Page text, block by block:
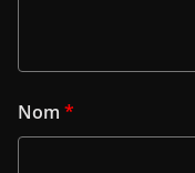
Nom *